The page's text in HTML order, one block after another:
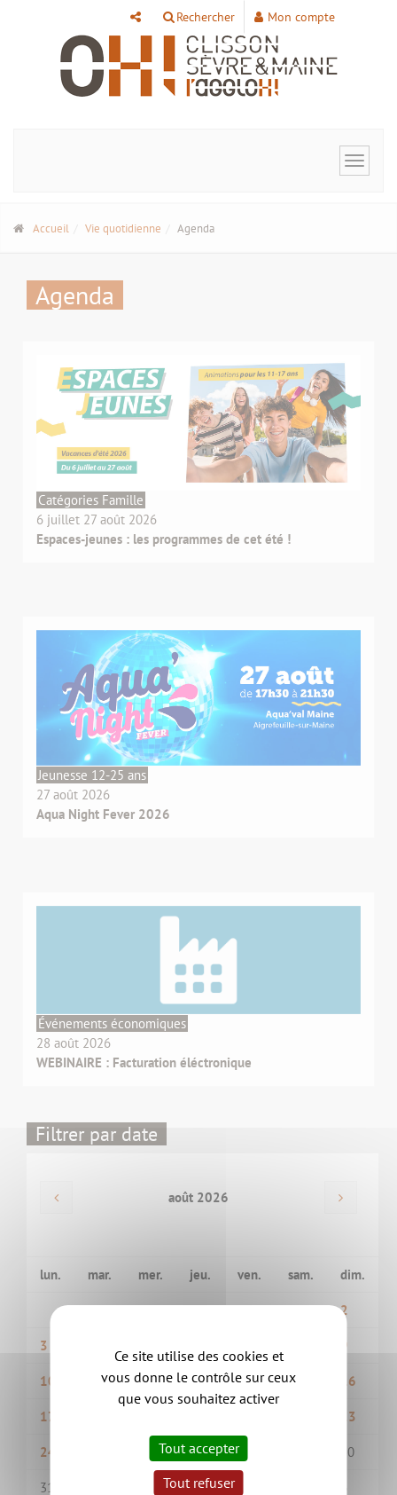
Rechercher Mon compte
Toggle
Accueil Vie quotidienne Agenda
Agenda
Catégories Famille
6 juillet 27 août 2026
Espaces-jeunes : les programmes de cet été !
Jeunesse 12-25 ans
27 août 2026
Aqua Night Fever 2026
Événements économiques
28 août 2026
WEBINAIRE : Facturation éléctronique
Filtrer par date
août 2026
lun. mar. mer. jeu. ven. sam. dim.
1 2
3 9
10 11 12 13 14 15 16
17 23
24 27 28 30
31 3
Panneau de gestion des cookies
Ce site utilise des cookies et
vous donne le contrôle sur ceux
que vous souhaitez activer
Tout accepter
Tout refuser